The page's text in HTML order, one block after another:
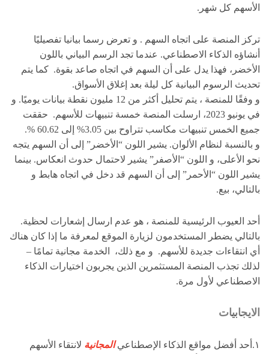
الأسهم كل شهر.
تركز المنصة على اتجاه السهم . و تعرض رسما بيانيا تفصيليًا
أنشاؤه الذكاء الاصطناعي. عندما تجد الرسم البياني باللون
الأخضر، فهذا يدل على أن السهم في اتجاه صاعد بقوة. كما يتم
تحديث الرسوم البيانية كل ليلة بعد إغلاق الأسواق.
و وفقًا للمنصة ، يتم تحليل أكثر من 12 مليون نقطة بيانات يوميًا. و
في يونيو 2023، ارسلت المنصة خمسة تنبيهات للأسهم. حققت
جميع الخمس تنبيهات مكاسب تتراوح بين 3.05% إلى 60.62 %.
و بالنسبة لنظام الألوان. يشير اللون “الأخضر” إلى أن السهم يتجه
نحو الأعلى، و اللون “الأصفر” يشير لاحتمال حدوث انعكاس. بينما
يشير اللون “الأحمر” إلى أن السهم قد دخل في اتجاه هابط و
بالتالي، بيع.
أحد العيوب الرئيسية للمنصة ، هو عدم ارسال إشعارات لحظية.
بالتالي يضطر المستخدمون لزيارة الموقع لمعرفة ما إذا كان هناك
أي انتقاءات جديدة للأسهم. و مع ذلك، الخدمة مجانية تمامًا –
لذلك تجذب المنصة المستثمرين الذين يجربون اختيارات الذكاء
الاصطناعي لأول مرة.
الايجابيات
١.أحد أفضل مواقع الذكاء الإصطناعي المجانية لانتقاء الأسهم